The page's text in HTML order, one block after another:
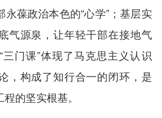
葆政治本色的“心学”；基层实
气源泉，让年轻干部在接地气
门课”体现了马克思主义认识
，构成了知行合一的闭环，是
的坚实根基。